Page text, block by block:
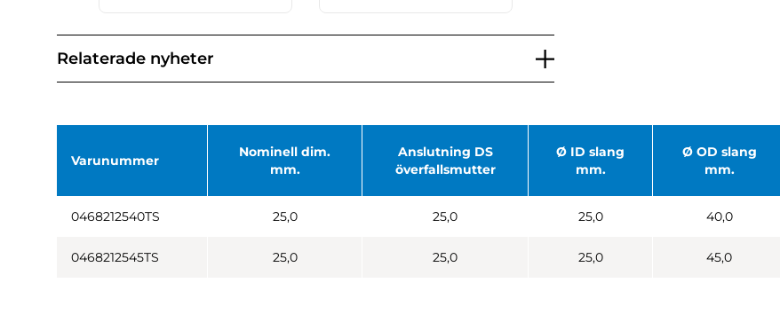
Relaterade nyheter
Varunummer
Nominell dim.
mm.
Anslutning DS
överfallsmutter
Ø ID slang
mm.
Ø OD slang
mm.
0468212540TS 25,0 25,0 25,0 40,0
0468212545TS 25,0 25,0 25,0 45,0